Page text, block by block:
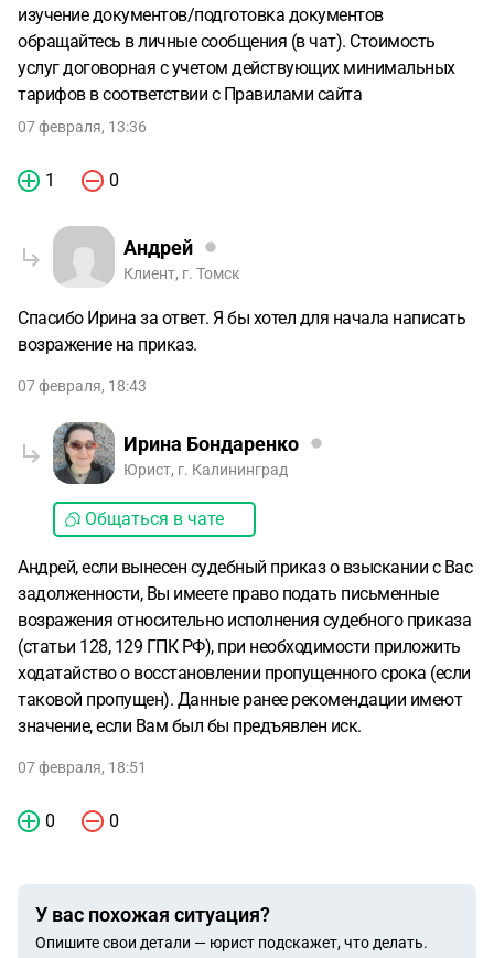
изучение документов/подготовка документов
обращайтесь в личные сообщения (в чат). Стоимость
услуг договорная с учетом действующих минимальных
тарифов в соответствии с Правилами сайта
07 февраля, 13:36
1 0
Андрей
Клиент, г. Томск
Спасибо Ирина за ответ. Я бы хотел для начала написать
возражение на приказ.
07 февраля, 18:43
Ирина Бондаренко
Юрист, г. Калининград
Общаться в чате
Андрей, если вынесен судебный приказ о взыскании с Вас
задолженности, Вы имеете право подать письменные
возражения относительно исполнения судебного приказа
(статьи 128, 129 ГПК РФ), при необходимости приложить
ходатайство о восстановлении пропущенного срока (если
таковой пропущен). Данные ранее рекомендации имеют
значение, если Вам был бы предъявлен иск.
07 февраля, 18:51
0 0
У вас похожая ситуация?
Опишите свои детали — юрист подскажет, что делать.